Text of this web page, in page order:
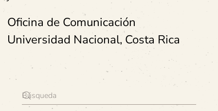
Oficina de Comunicación
Universidad Nacional, Costa Rica